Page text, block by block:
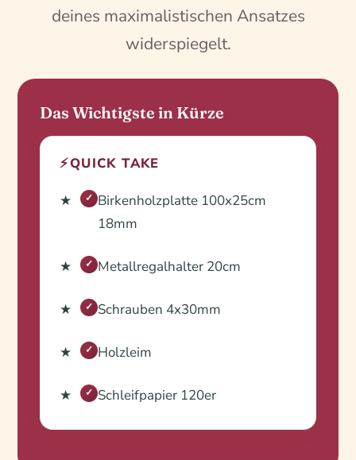
deines maximalistischen Ansatzes
widerspiegelt.
Das Wichtigste in Kürze
⚡QUICK TAKE
✓ Birkenholzplatte 100x25cm
18mm
✓ Metallregalhalter 20cm
✓ Schrauben 4x30mm
✓ Holzleim
✓ Schleifpapier 120er